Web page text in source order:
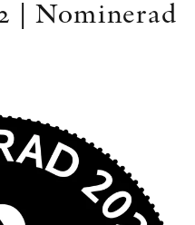
| Nominerad